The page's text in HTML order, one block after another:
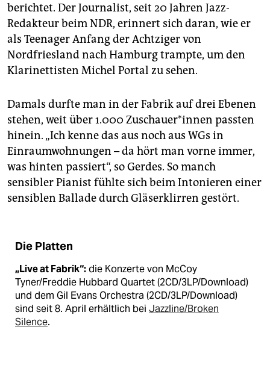
berichtet. Der Journalist, seit 20 Jahren Jazz-
Redakteur beim NDR, erinnert sich daran, wie er
als Teenager Anfang der Achtziger von
Nordfriesland nach Hamburg trampte, um den
Klarinettisten Michel Portal zu sehen.
Damals durfte man in der Fabrik auf drei Ebenen
stehen, weit über 1.000 Zu­schaue­r*in­nen passten
hinein. „Ich kenne das aus noch aus WGs in
Einraumwohnungen – da hört man vorne immer,
was hinten passiert“, so Gerdes. So manch
sensibler Pianist fühlte sich beim Intonieren einer
sensiblen Ballade durch Gläserklirren gestört.
Die Platten
„Live at Fabrik“:die Konzerte von McCoy
Tyner/Freddie Hubbard Quartet (2CD/3LP/Download)
und dem Gil Evans Orchestra (2CD/3LP/Download)
sind seit 8. April erhältlich bei Jazzline/Broken
Silence.